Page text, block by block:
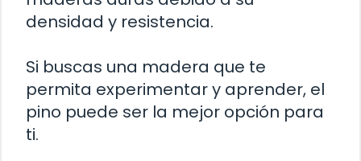
densidad y resistencia.
Si buscas una madera que te
permita experimentar y aprender, el
pino puede ser la mejor opción para
ti.